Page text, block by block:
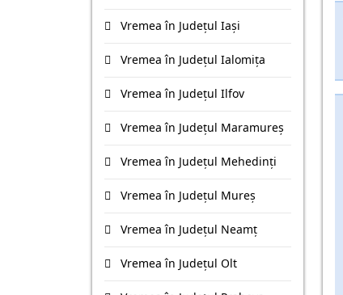
Vremea în Județul Iaşi
Vremea în Județul Ialomiţa
Vremea în Județul Ilfov
Vremea în Județul Maramureş
Vremea în Județul Mehedinţi
Vremea în Județul Mureş
Vremea în Județul Neamţ
Vremea în Județul Olt